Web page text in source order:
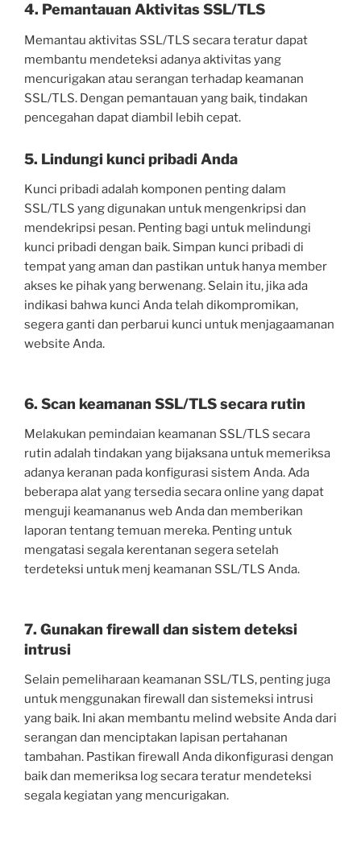
4. Pemantauan Aktivitas SSL/TLS
Memantau aktivitas SSL/TLS secara teratur dapat
membantu mendeteksi adanya aktivitas yang
mencurigakan atau serangan terhadap keamanan
SSL/TLS. Dengan pemantauan yang baik, tindakan
pencegahan dapat diambil lebih cepat.
5. Lindungi kunci pribadi Anda
Kunci pribadi adalah komponen penting dalam
SSL/TLS yang digunakan untuk mengenkripsi dan
mendekripsi pesan. Penting bagi untuk melindungi
kunci pribadi dengan baik. Simpan kunci pribadi di
tempat yang aman dan pastikan untuk hanya member
akses ke pihak yang berwenang. Selain itu, jika ada
indikasi bahwa kunci Anda telah dikompromikan,
segera ganti dan perbarui kunci untuk menjagaamanan
website Anda.
6. Scan keamanan SSL/TLS secara rutin
Melakukan pemindaian keamanan SSL/TLS secara
rutin adalah tindakan yang bijaksana untuk memeriksa
adanya keranan pada konfigurasi sistem Anda. Ada
beberapa alat yang tersedia secara online yang dapat
menguji keamananus web Anda dan memberikan
laporan tentang temuan mereka. Penting untuk
mengatasi segala kerentanan segera setelah
terdeteksi untuk menj keamanan SSL/TLS Anda.
7. Gunakan firewall dan sistem deteksi
intrusi
Selain pemeliharaan keamanan SSL/TLS, penting juga
untuk menggunakan firewall dan sistemeksi intrusi
yang baik. Ini akan membantu melind website Anda dari
serangan dan menciptakan lapisan pertahanan
tambahan. Pastikan firewall Anda dikonfigurasi dengan
baik dan memeriksa log secara teratur mendeteksi
segala kegiatan yang mencurigakan.